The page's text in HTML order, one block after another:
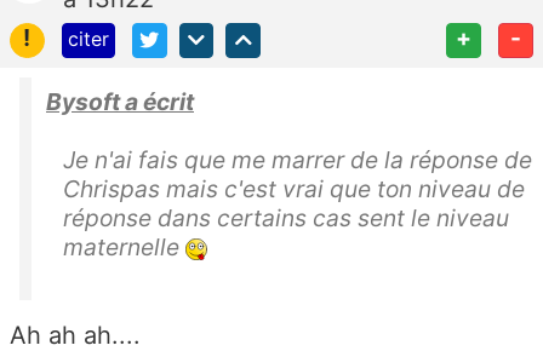
!
citer + -
Bysoft a écrit
Je n'ai fais que me marrer de la réponse de
Chrispas mais c'est vrai que ton niveau de
réponse dans certains cas sent le niveau
maternelle
Ah ah ah....